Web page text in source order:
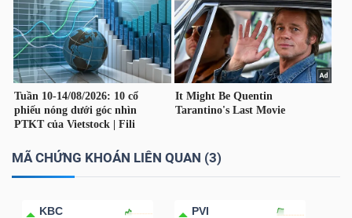
MÃ CHỨNG KHOÁN LIÊN QUAN (3)
KBC PVI
CÔNG
NGHỆ
THÔNG
TIN
VỤ